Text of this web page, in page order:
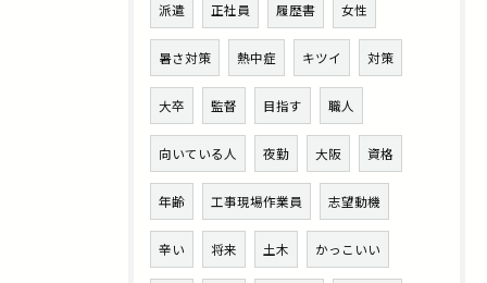
派遣 正社員 履歴書 女性
暑さ対策 熱中症 キツイ 対策
大卒 監督 目指す 職人
向いている人 夜勤 大阪 資格
年齢 工事現場作業員 志望動機
辛い 将来 土木 かっこいい